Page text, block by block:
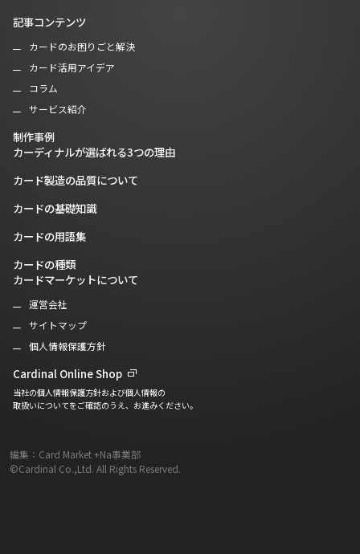
記事コンテンツ
カードのお困りごと解決
カード活用アイデア
コラム
サービス紹介
制作事例
カーディナルが選ばれる3つの理由
カード製造の品質について
カードの基礎知識
カードの用語集
カードの種類
カードマーケットについて
運営会社
サイトマップ
個人情報保護方針
Cardinal Online Shop
当社の個人情報保護方針および個人情報の
取扱いについてをご確認のうえ、お進みください。
編集：Card Market +Na事業部
©Cardinal Co.,Ltd. All Rights Reserved.